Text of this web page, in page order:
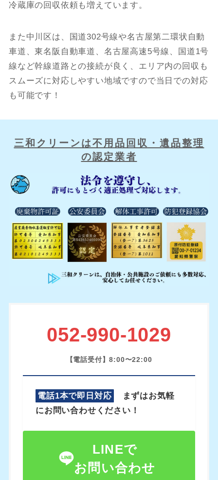
冷蔵庫の回収依頼も増えています。
また中川区は、国道302号線や名古屋第二環状自動
車道、東名阪自動車道、名古屋高速5号線、国道1号
線など幹線道路との接続が良く、エリア内の回収も
スムーズに対応しやすい地域ですので当日での対応
も可能です！
三和クリーンは不用品回収・遺品整理
の認定業者
052-990-1029
【電話受付】8:00〜22:00
電話1本で即日対応
まずはお気軽
にお問い合わせください！
LINEで
お問い合わせ